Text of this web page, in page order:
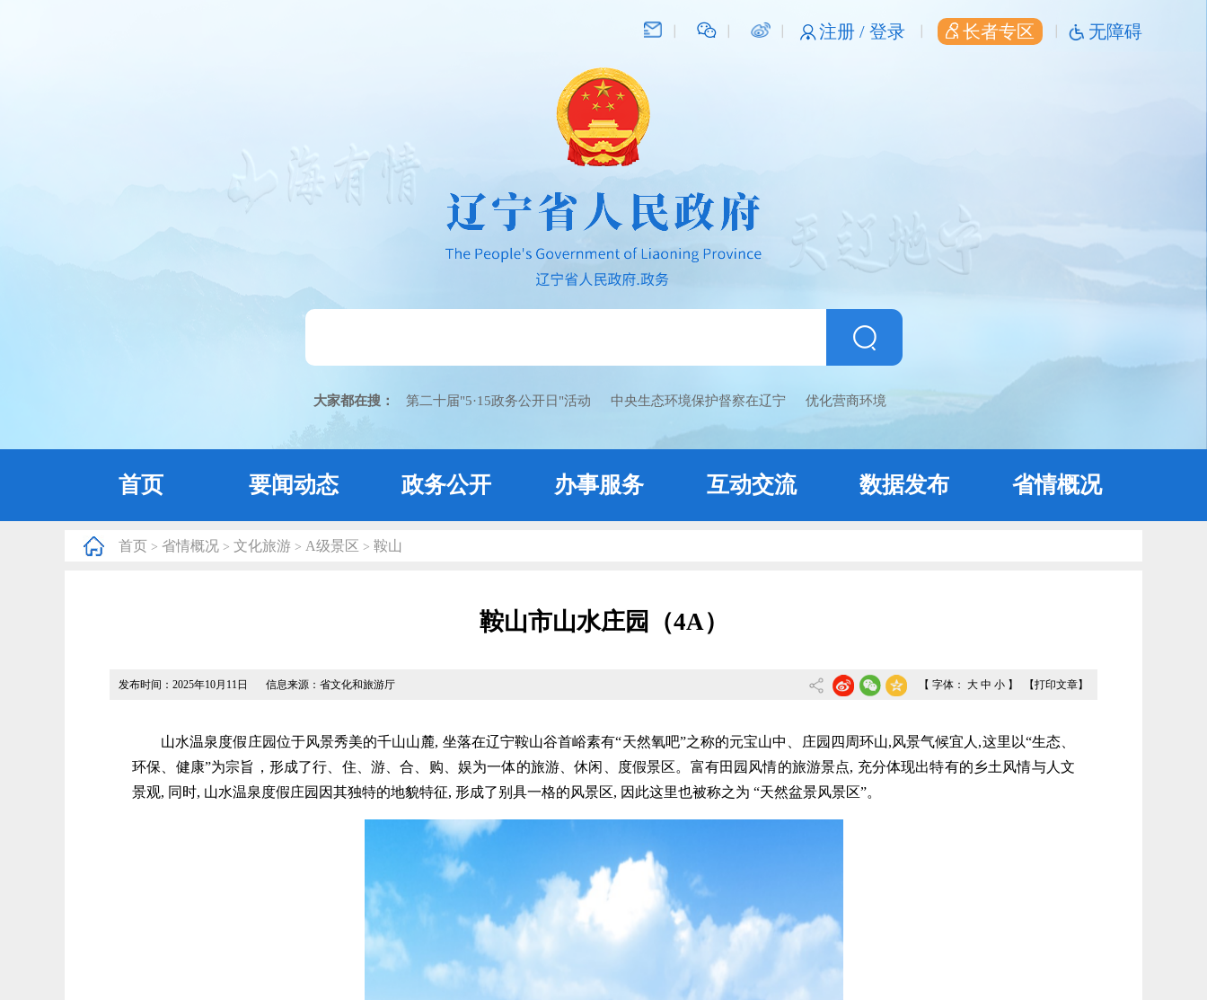
注册 / 登录 长者专区 无障碍
大家都在搜： 第二十届"5·15政务公开日"活动 中央生态环境保护督察在辽宁 优化营商环境
首页 要闻动态 政务公开 办事服务 互动交流 数据发布 省情概况
首页 > 省情概况 > 文化旅游 > A级景区 > 鞍山
鞍山市山水庄园（4A）
发布时间：2025年10月11日 信息来源：省文化和旅游厅 【 字体： 大 中 小 】 【打印文章】
山水温泉度假庄园位于风景秀美的千山山麓, 坐落在辽宁鞍山谷首峪素有“天然氧吧”之称的元宝山中、庄园四周环山,风景气候宜人,这里以“生态、
环保、健康”为宗旨，形成了行、住、游、合、购、娱为一体的旅游、休闲、度假景区。富有田园风情的旅游景点, 充分体现出特有的乡土风情与人文
景观, 同时, 山水温泉度假庄园因其独特的地貌特征, 形成了别具一格的风景区, 因此这里也被称之为 “天然盆景风景区”。